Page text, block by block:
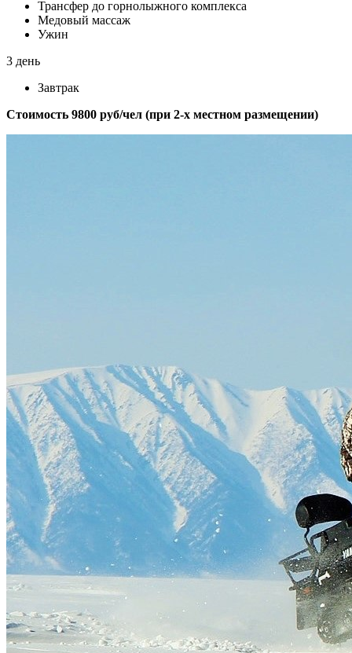
Трансфер до горнолыжного комплекса
Медовый массаж
Ужин
3 день
Завтрак
Стоимость 9800 руб/чел (при 2-х местном размещении)